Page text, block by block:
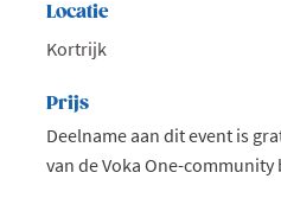
Locatie
Kortrijk
Prijs
Deelname aan dit event is
van de Voka One-community